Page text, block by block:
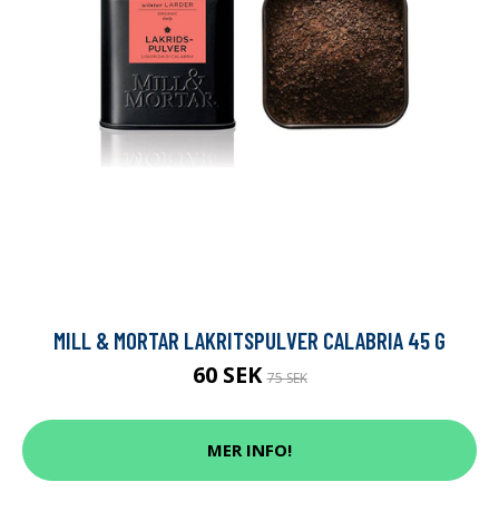
MILL & MORTAR LAKRITSPULVER CALABRIA 45 G
60 SEK75 SEK
MER INFO!